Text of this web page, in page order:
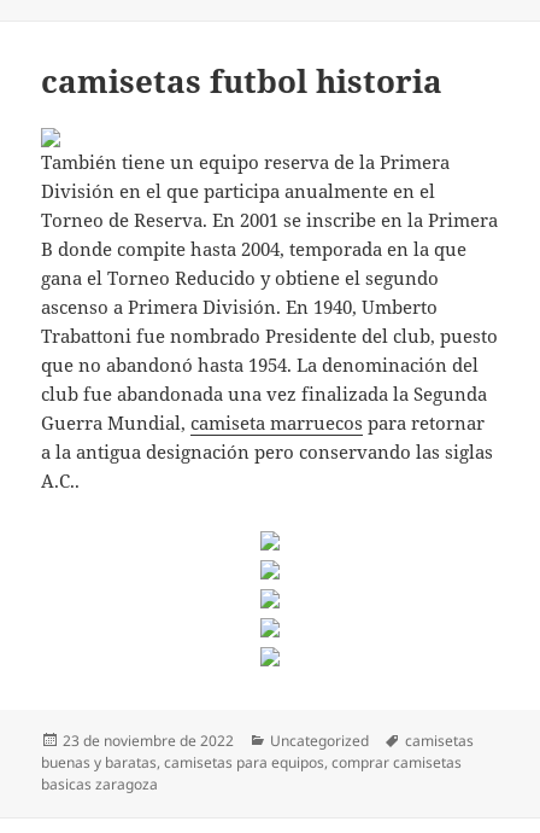
camisetas futbol historia
También tiene un equipo reserva de la Primera
División en el que participa anualmente en el
Torneo de Reserva. En 2001 se inscribe en la Primera
B donde compite hasta 2004, temporada en la que
gana el Torneo Reducido y obtiene el segundo
ascenso a Primera División. En 1940, Umberto
Trabattoni fue nombrado Presidente del club, puesto
que no abandonó hasta 1954. La denominación del
club fue abandonada una vez finalizada la Segunda
Guerra Mundial,camiseta marruecos para retornar
a la antigua designación pero conservando las siglas
A.C..
Publicado
el
23 de noviembre de 2022 Categorías
Uncategorized Etiquetas
camisetas
buenas y baratas,camisetas para equipos,comprar camisetas
basicas zaragoza